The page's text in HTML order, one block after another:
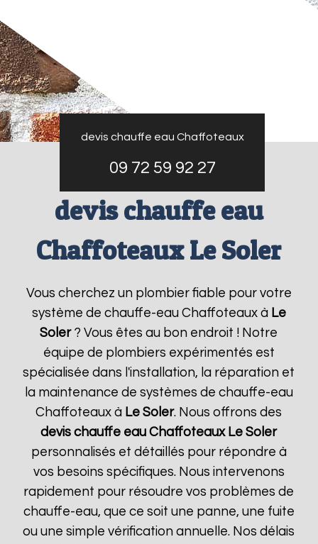
devis chauffe eau Chaffoteaux
09 72 59 92 27
devis chauffe eau
Chaffoteaux Le Soler
Vous cherchez un plombier fiable pour votre
système de chauffe-eau Chaffoteaux à Le
Soler? Vous êtes au bon endroit ! Notre
équipe de plombiers expérimentés est
spécialisée dans l'installation, la réparation et
la maintenance de systèmes de chauffe-eau
Chaffoteaux à Le Soler. Nous offrons des
devis chauffe eau Chaffoteaux Le Soler
personnalisés et détaillés pour répondre à
vos besoins spécifiques. Nous intervenons
rapidement pour résoudre vos problèmes de
chauffe-eau, que ce soit une panne, une fuite
ou une simple vérification annuelle. Nos délais